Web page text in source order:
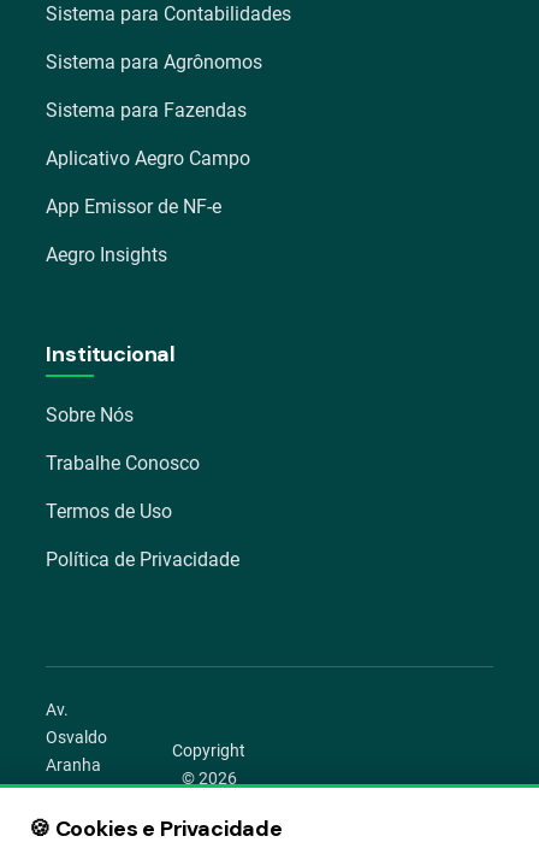
Sistema para Contabilidades
Sistema para Agrônomos
Sistema para Fazendas
Aplicativo Aegro Campo
App Emissor de NF-e
Aegro Insights
Institucional
Sobre Nós
Trabalhe Conosco
Termos de Uso
Política de Privacidade
Av.
Osvaldo
Aranha
1022 –
Bom
Copyright
© 2026
Todos os
🍪 Cookies e Privacidade